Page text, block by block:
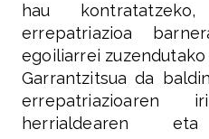
hau
errepatriazioa
egoiliarrei zuzendutako
Garrantzitsua da
errepatriazioaren
herrialdearen eta